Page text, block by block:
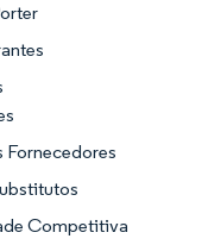
Fornecedores
Competitiva